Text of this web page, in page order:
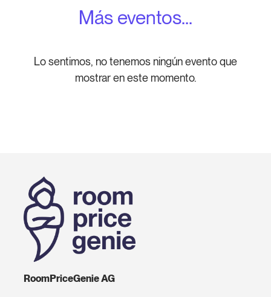
Más eventos...
Lo sentimos, no tenemos ningún evento que
mostrar en este momento.
RoomPriceGenie AG